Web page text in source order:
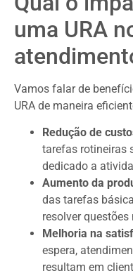
uma URA
Vamos falar de
URA de maneira
Redução de
tarefas rotineiras
dedicado a
Aumento da
das tarefas
resolver
Melhoria na
espera,
resultam em